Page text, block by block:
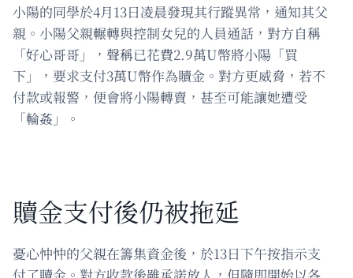
小陽的同學於4月13日凌晨發現其行蹤異常，通知其父
親。小陽父親輾轉與控制女兒的人員通話，對方自稱
「好心哥哥」，聲稱已花費2.9萬U幣將小陽「買
下」，要求支付3萬U幣作為贖金。對方更威脅，若不
付款或報警，便會將小陽轉賣，甚至可能讓她遭受
「輪姦」。
贖金支付後仍被拖延
憂心忡忡的父親在籌集資金後，於13日下午按指示支